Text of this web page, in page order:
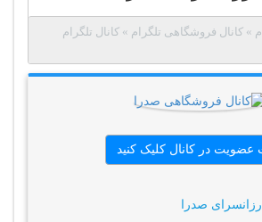
» کانال فروشگاهی تلگرام » کانال تلگرام
در کانال کلیک کنید
صدرا